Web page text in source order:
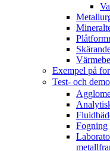
Exempel på
Test- och
Fogning